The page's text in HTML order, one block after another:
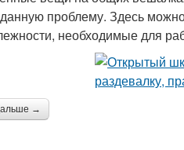
проблему. Здесь
необходимые для
→